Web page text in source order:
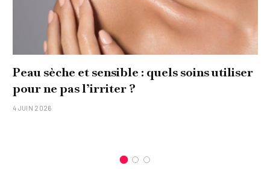
Peau sèche et sensible : quels soins utiliser
pour ne pas l’irriter ?
4 JUIN 2026